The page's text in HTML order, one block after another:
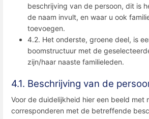
beschrijving van de persoon, dit is
de naam invult, en waar u ook
toevoegen.
4.2. Het onderste, groene deel, is
boomstructuur met de
zijn/haar naaste familieleden.
4.1. Beschrijving van de
Voor de duidelijkheid hier een beeld met
corresponderen met de betreffende